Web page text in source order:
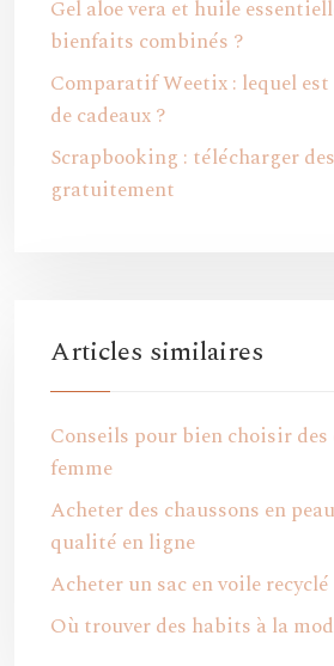
Gel aloe vera et huile
bienfaits combinés ?
Comparatif Weetix : lequel
de cadeaux ?
Scrapbooking : télécharger
gratuitement
Articles similaires
Conseils pour bien choisir
femme
Acheter des chaussons en
qualité en ligne
Acheter un sac en voile
Où trouver des habits à la